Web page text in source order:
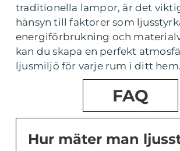
traditionella lampor, är det
hänsyn till faktorer som
energiförbrukning och
kan du skapa en perfekt
ljusmiljö för varje rum i ditt hem.
FAQ
Hur mäter man